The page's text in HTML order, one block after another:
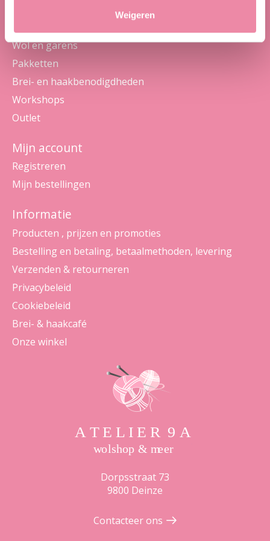
Weigeren
Wol en garens
Pakketten
Brei- en haakbenodigdheden
Workshops
Outlet
Mijn account
Registreren
Mijn bestellingen
Informatie
Producten , prijzen en promoties
Bestelling en betaling, betaalmethoden, levering
Verzenden & retourneren
Privacybeleid
Cookiebeleid
Brei- & haakcafé
Onze winkel
Dorpsstraat 73
9800 Deinze
Contacteer ons